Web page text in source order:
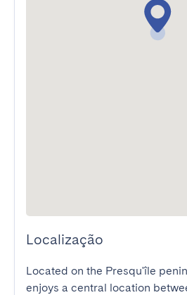
Localização
Located on the Presqu'île
enjoys a central location